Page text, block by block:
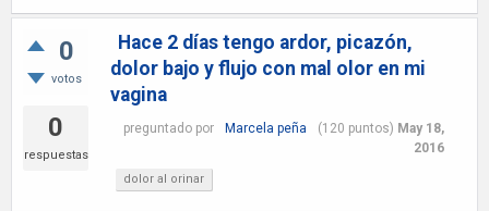
0
votos
0
respuestas
Hace 2 días tengo ardor, picazón,
dolor bajo y flujo con mal olor en mi
vagina
preguntado por Marcela peña (120 puntos) May 18,
2016
dolor al orinar